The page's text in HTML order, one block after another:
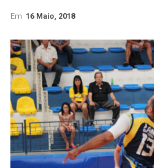
Em 16 Maio, 2018